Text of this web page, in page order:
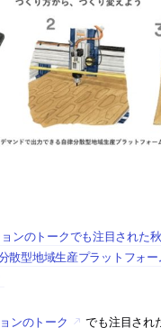
ンのトークでも注目された
散型地域生産プラットフォ
ンのトーク
でも注目され